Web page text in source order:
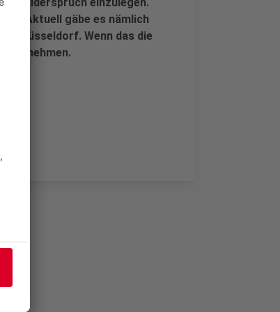
Aktuell gäbe es nämlich
Düsseldorf. Wenn das die